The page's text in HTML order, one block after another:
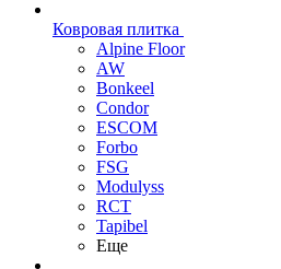
Ковровая плитка
Alpine Floor
AW
Bonkeel
Condor
ESCOM
Forbo
FSG
Modulyss
RCT
Tapibel
Еще